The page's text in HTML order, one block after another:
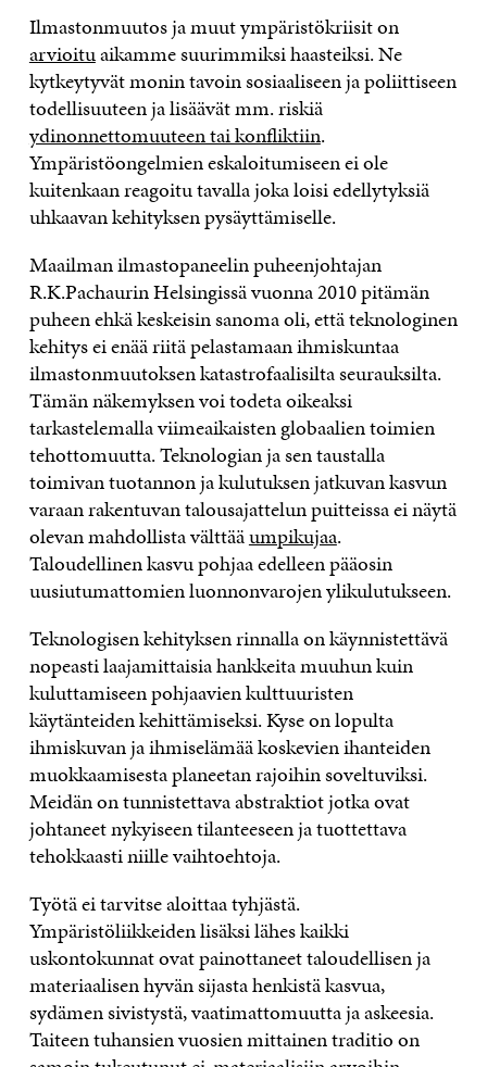
Ilmastonmuutos ja muut ympäristökriisit on
arvioituaikamme suurimmiksi haasteiksi. Ne
kytkeytyvät monin tavoin sosiaaliseen ja poliittiseen
todellisuuteen ja lisäävät mm. riskiä
ydinonnettomuuteen tai konfliktiin.
Ympäristöongelmien eskaloitumiseen ei ole
kuitenkaan reagoitu tavalla joka loisi edellytyksiä
uhkaavan kehityksen pysäyttämiselle.
Maailman ilmastopaneelin puheenjohtajan
R.K.Pachaurin Helsingissä vuonna 2010 pitämän
puheen ehkä keskeisin sanoma oli, että teknologinen
kehitys ei enää riitä pelastamaan ihmiskuntaa
ilmastonmuutoksen katastrofaalisilta seurauksilta.
Tämän näkemyksen voi todeta oikeaksi
tarkastelemalla viimeaikaisten globaalien toimien
tehottomuutta. Teknologian ja sen taustalla
toimivan tuotannon ja kulutuksen jatkuvan kasvun
varaan rakentuvan talousajattelun puitteissa ei näytä
olevan mahdollista välttääumpikujaa.
Taloudellinen kasvu pohjaa edelleen pääosin
uusiutumattomien luonnonvarojen ylikulutukseen.
Teknologisen kehityksen rinnalla on käynnistettävä
nopeasti laajamittaisia hankkeita muuhun kuin
kuluttamiseen pohjaavien kulttuuristen
käytänteiden kehittämiseksi. Kyse on lopulta
ihmiskuvan ja ihmiselämää koskevien ihanteiden
muokkaamisesta planeetan rajoihin soveltuviksi.
Meidän on tunnistettava abstraktiot jotka ovat
johtaneet nykyiseen tilanteeseen ja tuottettava
tehokkaasti niille vaihtoehtoja.
Työtä ei tarvitse aloittaa tyhjästä.
Ympäristöliikkeiden lisäksi lähes kaikki
uskontokunnat ovat painottaneet taloudellisen ja
materiaalisen hyvän sijasta henkistä kasvua,
sydämen sivistystä, vaatimattomuutta ja askeesia.
Taiteen tuhansien vuosien mittainen traditio on